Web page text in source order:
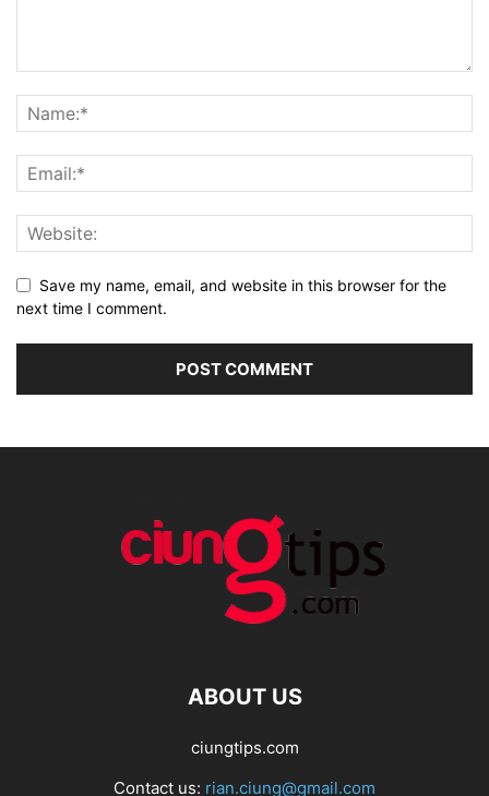
Save my name, email, and website in this browser for the
next time I comment.
ABOUT US
ciungtips.com
Contact us: rian.ciung@gmail.com